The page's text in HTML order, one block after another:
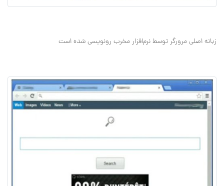
زبانه اصلی مرورگر توسط نرم‌افزار مخرب رونویسی شده است